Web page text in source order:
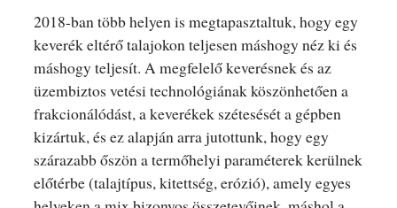
2018-ban több helyen is megtapasztaltuk, hogy egy
keverék eltérő talajokon teljesen máshogy néz ki és
máshogy teljesít. A megfelelő keverésnek és az
üzembiztos vetési technológiának köszönhetően a
frakcionálódást, a keverékek szétesését a gépben
kizártuk, és ez alapján arra jutottunk, hogy egy
szárazabb őszön a termőhelyi paraméterek kerülnek
előtérbe (talajtípus, kitettség, erózió), amely egyes